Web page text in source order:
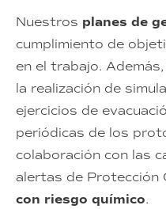
Nuestros planes de
cumplimiento de
en el trabajo.
la realización de
ejercicios de
periódicas de los
colaboración con las
alertas de Protección
con riesgo químico.